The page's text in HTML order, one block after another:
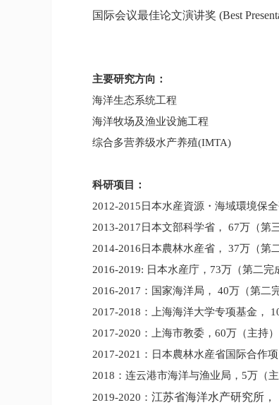
国际会议最佳论文演讲奖 (Best
主要研究方向：
海洋生态系统工程
海洋牧场及渔业设施工程
综合多营养级水产养殖(IMTA)
科研项目：
2012-2015 日本水産資源 ・ 海域環境保全
2013-2017 日本文部科学省， 67万（第
2014-2016 日本農林水産省， 37万（第
2016-2019: 日本水産庁， 73万（第二完
2016-2017 ：国家海洋局， 40万（第二
2017-2018 ：上海海洋大学专项基金，
2017-2020 ：上海市教委， 60万（主持）
2017-2021 ：日本農林水産省国际合作项
2018 ：连云港市海洋与渔业局， 5万（主
2019-2020 ： 江苏省海洋水产研究所，